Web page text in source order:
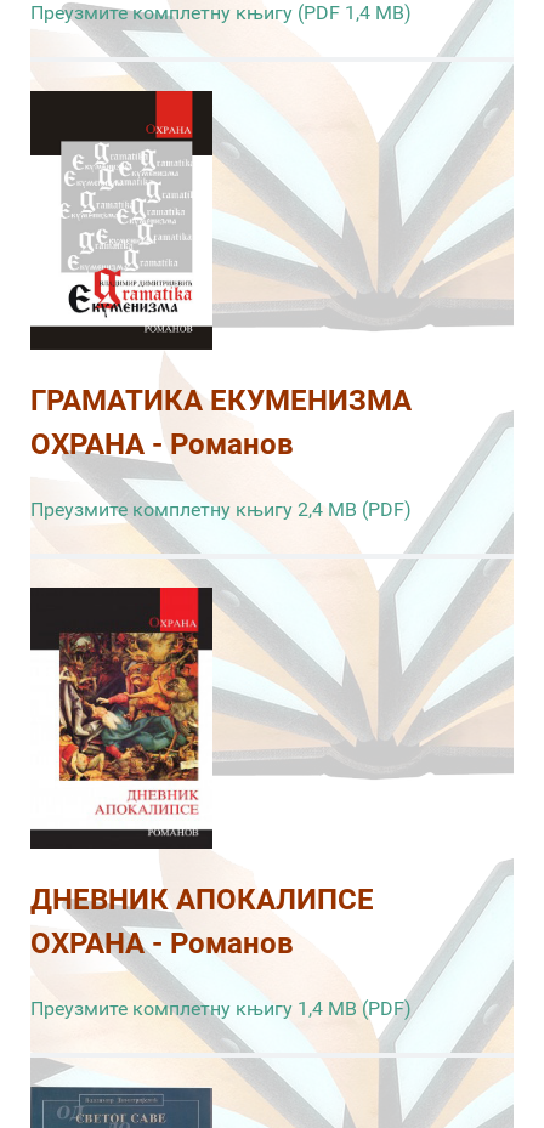
Преузмите комплетну књигу (PDF 1,4 MB)
ГРАМАТИКА ЕКУМЕНИЗМА
ОХРАНА - Романов
Преузмите комплетну књигу 2,4 MB (PDF)
ДНЕВНИК АПОКАЛИПСЕ
ОХРАНА - Романов
Преузмите комплетну књигу 1,4 MB (PDF)